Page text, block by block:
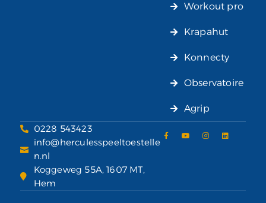
Workout pro
Krapahut
Konnecty
Observatoire
Agrip
0228 543423
info@herculesspeeltoestelle
n.nl
Koggeweg 55A, 1607 MT,
Hem